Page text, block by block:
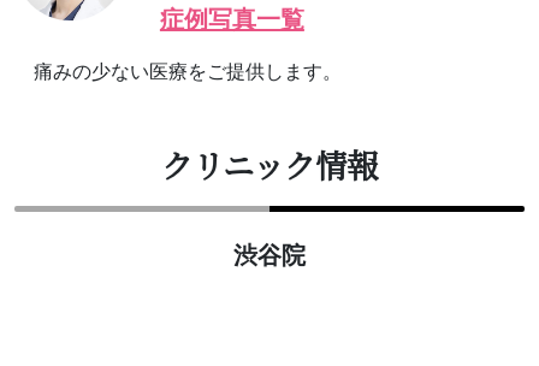
症例写真一覧
痛みの少ない医療をご提供します。
クリニック情報
渋谷院